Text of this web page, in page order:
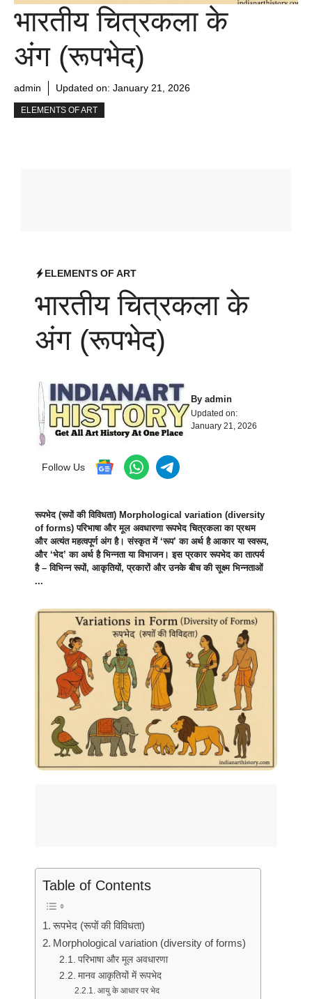
भारतीय चित्रकला के
अंग (रूपभेद)
admin Updated on: January 21, 2026
ELEMENTS OF ART
ELEMENTS OF ART
भारतीय चित्रकला के
अंग (रूपभेद)
Byadmin
Updated on:
January 21, 2026
Follow Us
रूपभेद (रूपों की विविधता) Morphological variation (diversity
of forms) परिभाषा और मूल अवधारणा रूपभेद चित्रकला का प्रथम
और अत्यंत महत्वपूर्ण अंग है। संस्कृत में ‘रूप’ का अर्थ है आकार या स्वरूप,
और ‘भेद’ का अर्थ है भिन्नता या विभाजन। इस प्रकार रूपभेद का तात्पर्य
है – विभिन्न रूपों, आकृतियों, प्रकारों और उनके बीच की सूक्ष्म भिन्नताओं
...
Table of Contents
रूपभेद (रूपों की विविधता)
Morphological variation (diversity of forms)
परिभाषा और मूल अवधारणा
मानव आकृतियों में रूपभेद
आयु के आधार पर भेद